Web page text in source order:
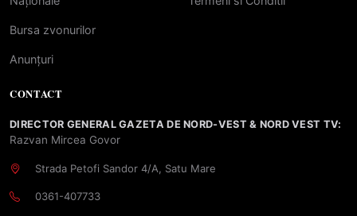
Bursa zvonurilor
Anunțuri
CONTACT
DIRECTOR GENERAL GAZETA DE NORD-VEST & NORD VEST TV:
Razvan Mircea Govor
Strada Petofi Sandor 4/A, Satu Mare
0361-407733